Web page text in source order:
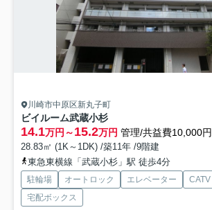
川崎市中原区新丸子町
ビイルーム武蔵小杉
14.1万円～15.2万円 管理/共益費10,000円
28.83㎡ (1K～1DK) /築11年 /9階建
東急東横線「武蔵小杉」駅 徒歩4分
駐輪場 オートロック エレベーター CATV
宅配ボックス